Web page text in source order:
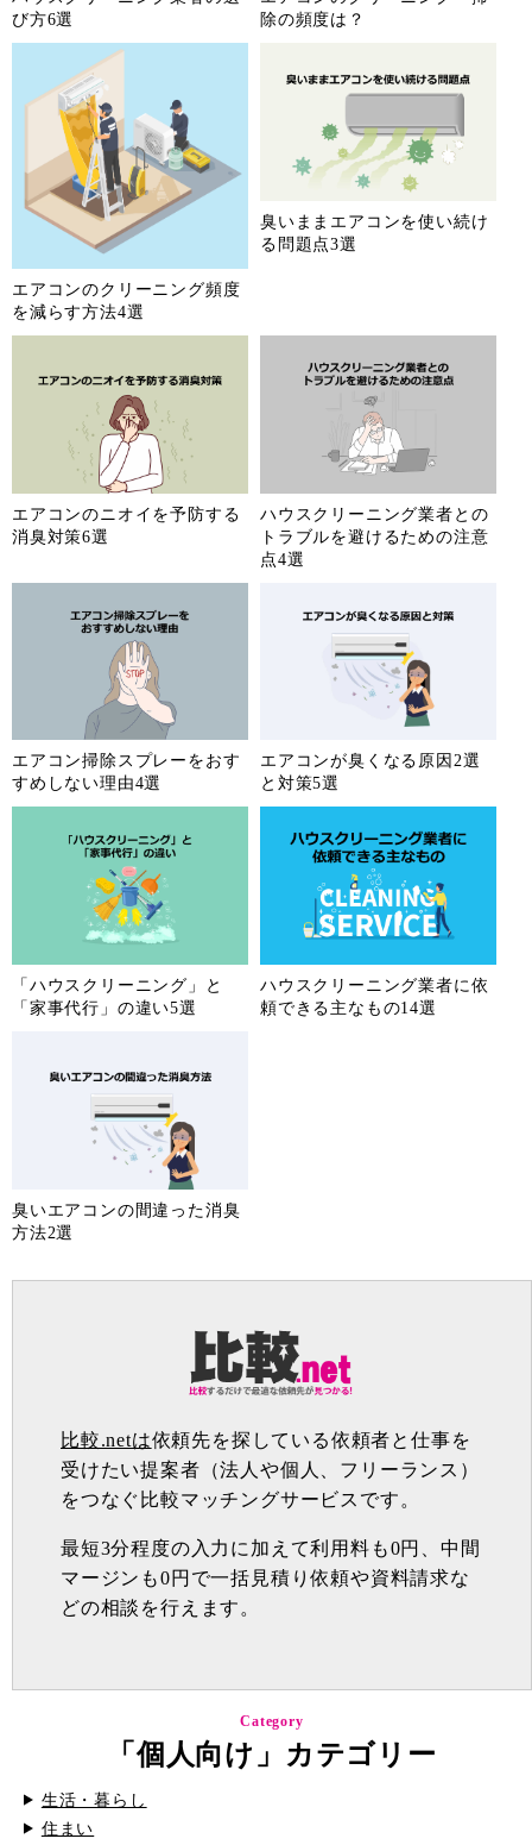
び方6選
除の頻度は？
エアコンのクリーニング頻度
を減らす方法4選
臭いままエアコンを使い続け
る問題点3選
エアコンのニオイを予防する
消臭対策6選
ハウスクリーニング業者との
トラブルを避けるための注意
点4選
エアコン掃除スプレーをおす
すめしない理由4選
エアコンが臭くなる原因2選
と対策5選
「ハウスクリーニング」と
「家事代行」の違い5選
ハウスクリーニング業者に依
頼できる主なもの14選
臭いエアコンの間違った消臭
方法2選
比較.netは依頼先を探している依頼者と仕事を
受けたい提案者（法人や個人、フリーランス）
をつなぐ比較マッチングサービスです。
最短3分程度の入力に加えて利用料も0円、中間
マージンも0円で一括見積り依頼や資料請求な
どの相談を行えます。
Category
「個人向け」カテゴリー
生活・暮らし
住まい